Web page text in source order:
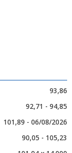
93,86
92,71 - 94,85
101,89 - 06/08/2026
90,05 - 105,23